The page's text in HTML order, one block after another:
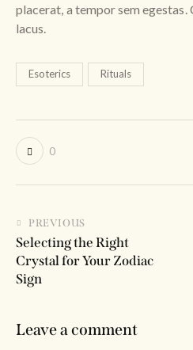
placerat, a tempor sem
lacus.
Esoterics Rituals
0
PREVIOUS
Selecting the Right
Crystal for Your Zodiac
Sign
Leave a comment